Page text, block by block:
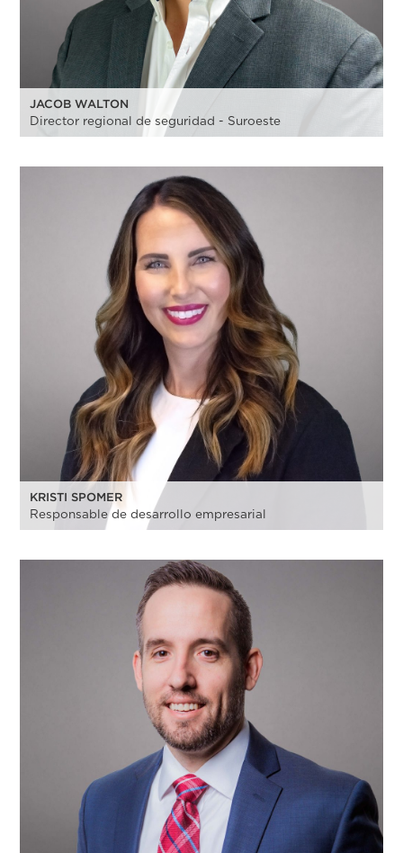
JACOB WALTON
Director regional de seguridad - Suroeste
KRISTI SPOMER
Responsable de desarrollo empresarial